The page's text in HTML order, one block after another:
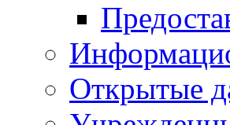
Открытые